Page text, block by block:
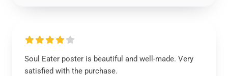
Soul Eater poster is beautiful and well-made. Very
satisfied with the purchase.